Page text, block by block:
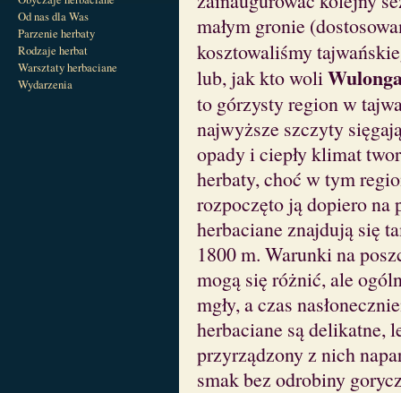
Od nas dla Was
Parzenie herbaty
Rodzaje herbat
Warsztaty herbaciane
Wydarzenia
małym gronie
kosztowaliśmy
lub, jak kto woli
to górzysty region w
najwyższe szczyty
opady i ciepły klimat
herbaty, choć w tym
rozpoczęto ją dopiero
herbaciane znajdują się
1800 m. Warunki na
mogą się różnić, ale
mgły, a czas
herbaciane są delikatne,
przyrządzony z nich
smak bez odrobiny